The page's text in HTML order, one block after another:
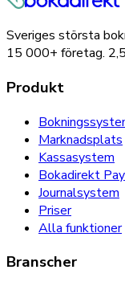
Sveriges största
15 000+ företag.
Produkt
Marknadsplats
Kassasystem
Bokadirekt Pay
Journalsystem
Priser
Alla funktioner
Branscher